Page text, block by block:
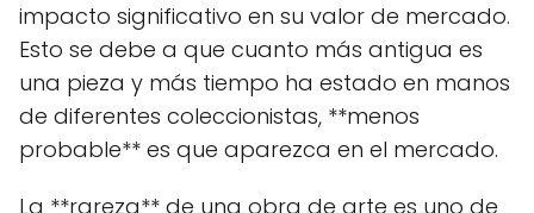
impacto significativo en su valor de mercado.
Esto se debe a que cuanto más antigua es
una pieza y más tiempo ha estado en manos
de diferentes coleccionistas, **menos
probable** es que aparezca en el mercado.
La **rareza** de una obra de arte es uno de